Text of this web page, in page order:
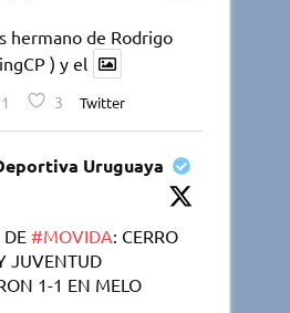
hermano de Rodrigo
) y el
1 3 Twitter
Uruguaya
DE#MOVIDA: CERRO
JUVENTUD
1-1 EN MELO